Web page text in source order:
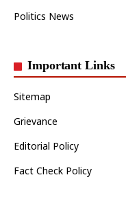
Politics News
Important Links
Sitemap
Grievance
Editorial Policy
Fact Check Policy